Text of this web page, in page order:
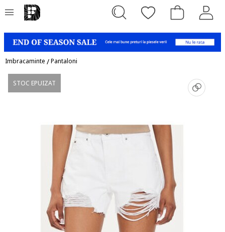
Imbracaminte /Pantaloni
STOC EPUIZAT